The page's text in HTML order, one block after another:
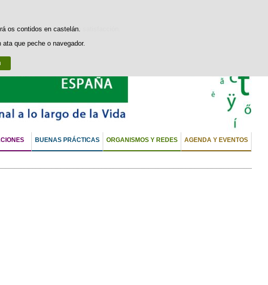
estatísticas de uso e satisfacción.
legal.
os contidos en castelán.
que peche o navegador.
BUENAS PRÁCTICAS ORGANISMOS Y REDES AGENDA Y EVENTOS